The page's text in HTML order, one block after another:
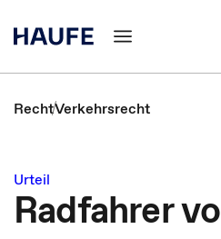
RechtVerkehrsrecht
Urteil
Radfahrer